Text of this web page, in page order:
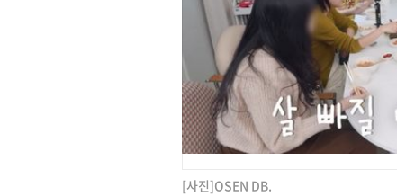
[사진]OSEN DB.